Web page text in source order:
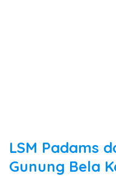
LSM Padams
Gunung Bela